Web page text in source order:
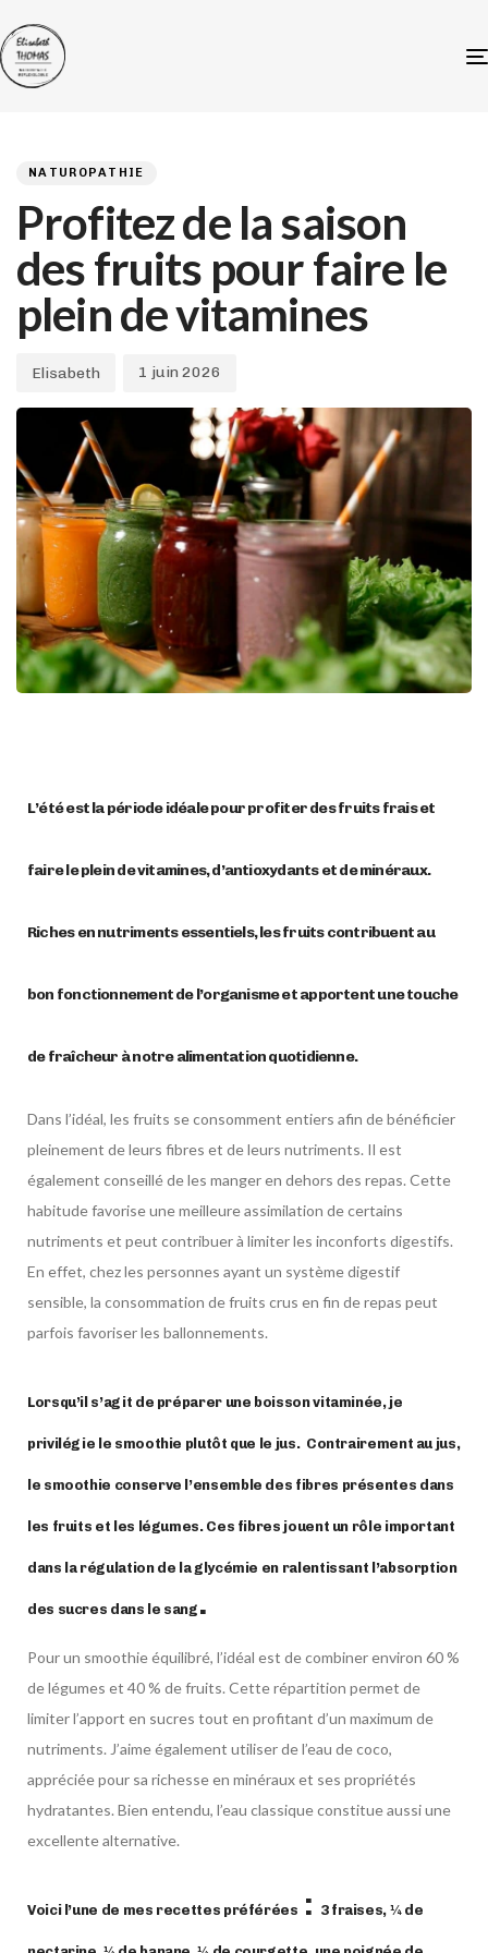
NATUROPATHIE
Profitez de la saison
des fruits pour faire le
plein de vitamines
Elisabeth 1 juin 2026
L’été est la période idéale pour profiter des fruits frais et
faire le plein de vitamines, d’antioxydants et de minéraux.
Riches en nutriments essentiels, les fruits contribuent au
bon fonctionnement de l’organisme et apportent une touche
de fraîcheur à notre alimentation quotidienne.
Dans l’idéal, les fruits se consomment entiers afin de bénéficier
pleinement de leurs fibres et de leurs nutriments. Il est
également conseillé de les manger en dehors des repas. Cette
habitude favorise une meilleure assimilation de certains
nutriments et peut contribuer à limiter les inconforts digestifs.
En effet, chez les personnes ayant un système digestif
sensible, la consommation de fruits crus en fin de repas peut
parfois favoriser les ballonnements.
Lorsqu’il s’agit de préparer une boisson vitaminée, je
privilégie le smoothie plutôt que le jus. Contrairement au jus,
le smoothie conserve l’ensemble des fibres présentes dans
les fruits et les légumes. Ces fibres jouent un rôle important
dans la régulation de la glycémie en ralentissant l’absorption
des sucres dans le sang .
Pour un smoothie équilibré, l’idéal est de combiner environ 60 %
de légumes et 40 % de fruits. Cette répartition permet de
limiter l’apport en sucres tout en profitant d’un maximum de
nutriments. J’aime également utiliser de l’eau de coco,
appréciée pour sa richesse en minéraux et ses propriétés
hydratantes. Bien entendu, l’eau classique constitue aussi une
excellente alternative.
Voici l’une de mes recettes préférées : 3 fraises, ¼ de